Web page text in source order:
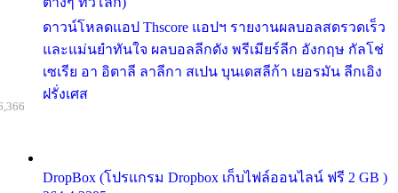
ดาวน์โหลดแอป Thscore แอปฯ รายงานผลบอลสดรวดเร็ว
และแม่นยำทันใจ ผลบอลลีกดัง พรีเมียร์ลีก อังกฤษ กัลโช่
เซเรีย อา อิตาลี ลาลีกา สเปน บุนเดสลีก้า เยอรมัน ลีกเอิง
ฝรั่งเศส
DropBox (โปรแกรม Dropbox เก็บไฟล์ออนไลน์ ฟรี 2 GB )